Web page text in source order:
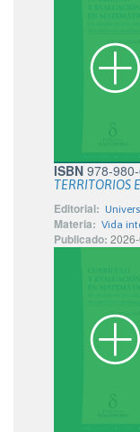
ISBN 978-
Editorial:
Materia: Vida
Publicado: